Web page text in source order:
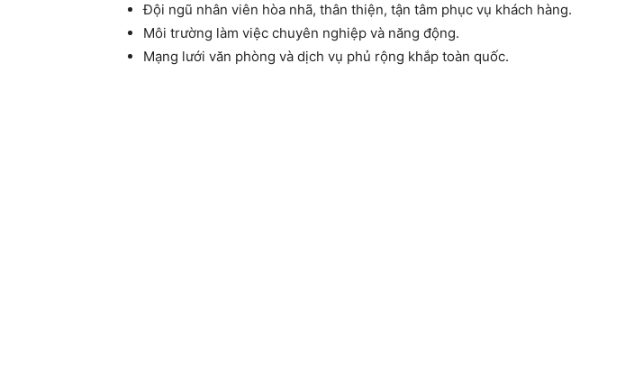
Đội ngũ nhân viên hòa nhã, thân thiện, tận tâm phục vụ khách hàng.
Môi trường làm việc chuyên nghiệp và năng động.
Mạng lưới văn phòng và dịch vụ phủ rộng khắp toàn quốc.